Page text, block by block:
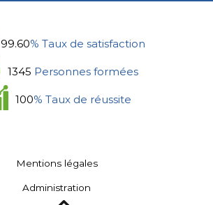
99.60% Taux de satisfaction
1345 Personnes formées
100% Taux de réussite
Mentions légales
Administration